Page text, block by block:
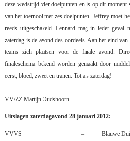
deze wedstrijd vier doelpunten en is op dit moment
van het toernooi met zes doelpunten. Jeffrey moet
reeds uitgeschakeld. Lennard mag in ieder geval
zaterdag is de avond des oordeels. Aan het eind
teams zich plaatsen voor de finale avond.
finaleschema bekend worden gemaakt door
eerst, bloed, zweet en tranen. Tot a.s zaterdag!
VV/ZZ Martijn Oudshoorn
Uitslagen zaterdagavond 28 januari 2012:
VVVS – Blauwe